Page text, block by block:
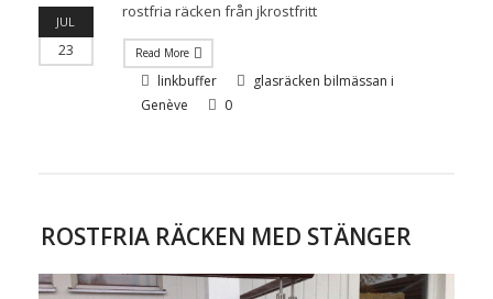
JUL
23
rostfria räcken från jkrostfritt
Read More
linkbuffer
glasräcken bilmässan i
Genève
0
ROSTFRIA RÄCKEN MED STÄNGER